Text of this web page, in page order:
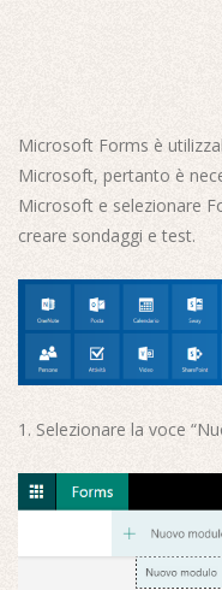
Microsoft Forms è
Microsoft, pertanto è
Microsoft e selezionare
creare sondaggi e test.
Selezionare la voce